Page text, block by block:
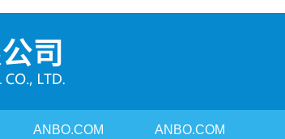
ANBO.COM ANBO.COM